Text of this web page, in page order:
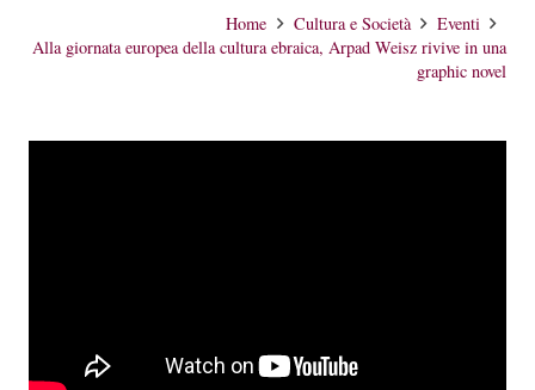
Home Cultura e Società
Eventi
Alla giornata europea della cultura ebraica, Arpad Weisz rivive in una
graphic novel